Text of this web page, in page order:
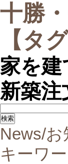
十勝
【タ
家を
新築
News/お
キーワ